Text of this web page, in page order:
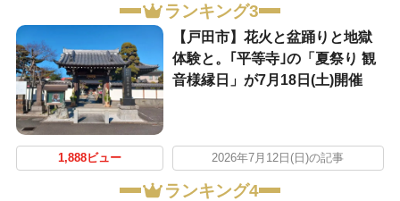
ランキング3
【戸田市】花火と盆踊りと地獄
体験と。｢平等寺｣の「夏祭り 観
音様縁日」が7月18日(土)開催
1,888ビュー 2026年7月12日(日)の記事
ランキング4